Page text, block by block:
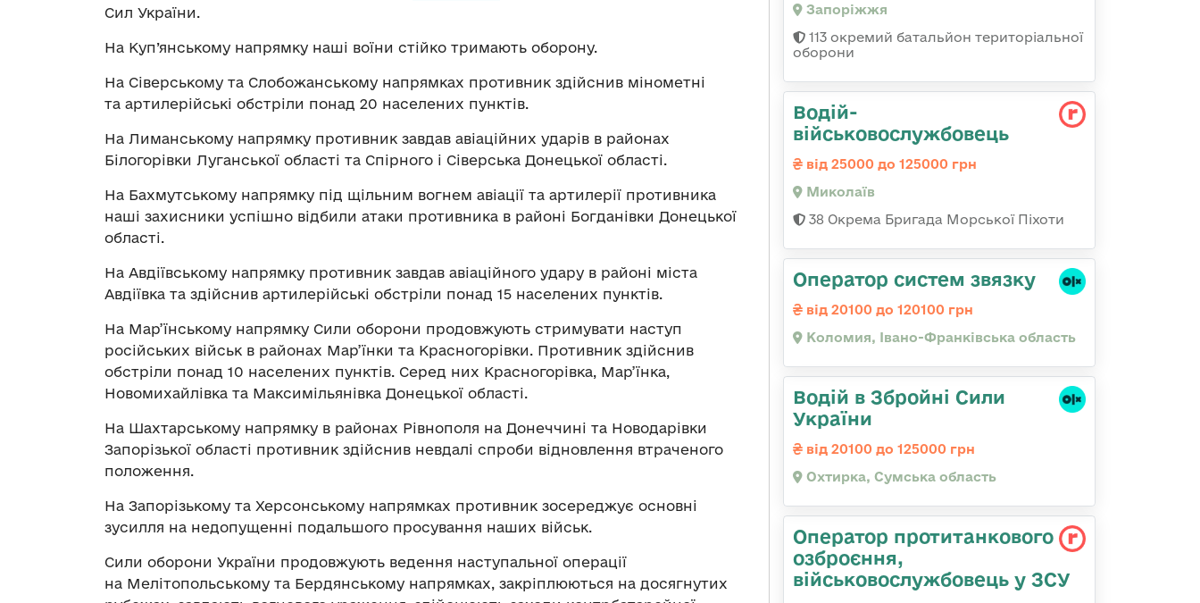
Сил України.
На Куп’янському напрямку наші воїни стійко тримають оборону.
На Сіверському та Слобожанському напрямках противник здійснив мінометні
та артилерійські обстріли понад 20 населених пунктів.
На Лиманському напрямку противник завдав авіаційних ударів в районах
Білогорівки Луганської області та Спірного і Сіверська Донецької області.
На Бахмутському напрямку під щільним вогнем авіації та артилерії противника
наші захисники успішно відбили атаки противника в районі Богданівки Донецької
області.
На Авдіївському напрямку противник завдав авіаційного удару в районі міста
Авдіївка та здійснив артилерійські обстріли понад 15 населених пунктів.
На Мар’їнському напрямку Сили оборони продовжують стримувати наступ
російських військ в районах Мар’їнки та Красногорівки. Противник здійснив
обстріли понад 10 населених пунктів. Серед них Красногорівка, Мар’їнка,
Новомихайлівка та Максимільянівка Донецької області.
На Шахтарському напрямку в районах Рівнополя на Донеччині та Новодарівки
Запорізької області противник здійснив невдалі спроби відновлення втраченого
положення.
На Запорізькому та Херсонському напрямках противник зосереджує основні
зусилля на недопущенні подальшого просування наших військ.
Сили оборони України продовжують ведення наступальної операції
на Мелітопольському та Бердянському напрямках, закріплюються на досягнутих
Запоріжжя
113 окремий батальйон територіальної
оборони
Водій-
військовослужбовець
від 25000 до 125000 грн
Миколаїв
38 Окрема Бригада Морської Піхоти
Оператор систем звязку
від 20100 до 120100 грн
Коломия, Івано-Франківська область
Водій в Збройні Сили
України
від 20100 до 125000 грн
Охтирка, Сумська область
Оператор протитанкового
озброєння,
військовослужбовець у ЗСУ